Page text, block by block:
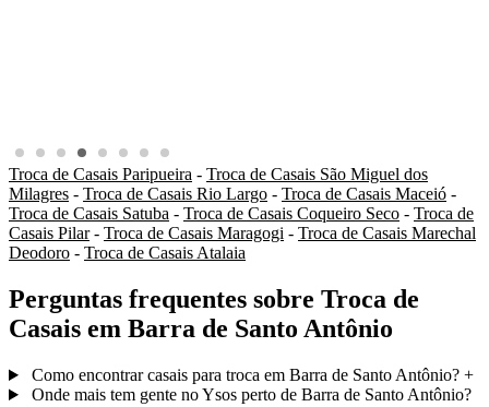
Troca de Casais Paripueira - Troca de Casais São Miguel dos
Milagres - Troca de Casais Rio Largo - Troca de Casais Maceió -
Troca de Casais Satuba - Troca de Casais Coqueiro Seco - Troca de
Casais Pilar- Troca de Casais Maragogi - Troca de Casais Marechal
Deodoro - Troca de Casais Atalaia
Perguntas frequentes sobre Troca de
Casais em Barra de Santo Antônio
Como encontrar casais para troca em Barra de Santo Antônio? +
Onde mais tem gente no Ysos perto de Barra de Santo Antônio?